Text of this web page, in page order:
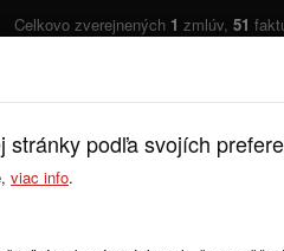
Celkovo zverejnených 1 zmlúv, 51
Úvod Cenník
stránky podľa svojích
viac info.